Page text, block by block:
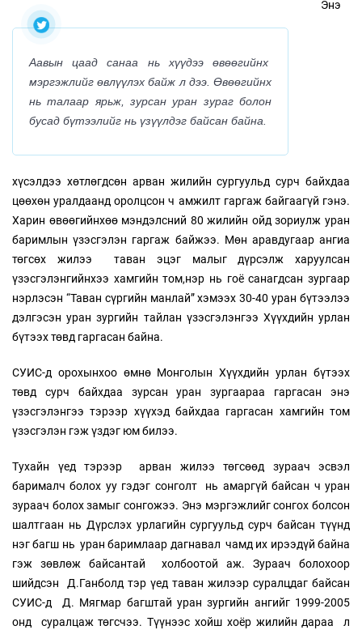
Аавын цаад санаа нь хүүдээ өвөөгийнх
мэргэжлийг өвлүүлэх байж л дээ. Өвөөгийнх
нь талаар ярьж, зурсан уран зураг болон
бусад бүтээлийг нь үзүүлдэг байсан байна.
Энэ
хүсэлдээ хөтлөгдсөн арван жилийн сургуульд сурч байхдаа
цөөхөн уралдаанд оролцсон ч амжилт гаргаж байгаагүй гэнэ.
Харин өвөөгийнхөө мэндэлсний 80 жилийн ойд зориулж уран
баримлын үзэсгэлэн гаргаж байжээ. Мөн аравдугаар ангиа
төгсөх жилээ таван эцэг малыг дүрсэлж харуулсан
үзэсгэлэнгийнхээ хамгийн том,нэр нь гоё санагдсан зургаар
нэрлэсэн “Таван сүргийн манлай” хэмээх 30-40 уран бүтээлээ
дэлгэсэн уран зургийн тайлан үзэсгэлэнгээ Хүүхдийн урлан
бүтээх төвд гаргасан байна.
СУИС-д орохынхоо өмнө Монголын Хүүхдийн урлан бүтээх
төвд сурч байхдаа зурсан уран зургаараа гаргасан энэ
үзэсгэлэнгээ тэрээр хүүхэд байхдаа гаргасан хамгийн том
үзэсгэлэн гэж үздэг юм билээ.
Тухайн үед тэрээр арван жилээ төгсөөд зураач эсвэл
барималч болох уу гэдэг сонголт нь амаргүй байсан ч уран
зураач болох замыг сонгожээ. Энэ мэргэжлийг сонгох болсон
шалтгаан нь Дүрслэх урлагийн сургуульд сурч байсан түүнд
нэг багш нь уран баримлаар дагнавал чамд их ирээдүй байна
гэж зөвлөж байсантай холбоотой аж. Зураач болохоор
шийдсэн Д.Ганболд тэр үед таван жилээр суралцдаг байсан
СУИС-д Д. Мягмар багштай уран зургийн ангийг 1999-2005
онд суралцаж төгсчээ. Түүнээс хойш хоёр жилийн дараа л